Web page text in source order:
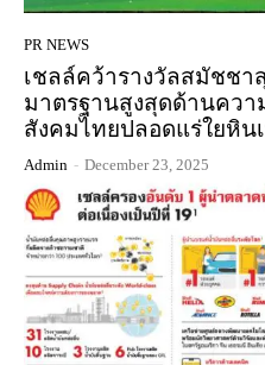
PR NEWS
เชลล์คว้ารางวัลสมัชช
มาตรฐานสูงสุดด้านคว
สังคมไทยปลอดแร่ใยหิน
Admin - December 23, 2025